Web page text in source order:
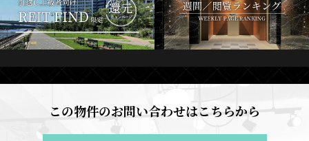
この物件のお問い合わせはこちらから